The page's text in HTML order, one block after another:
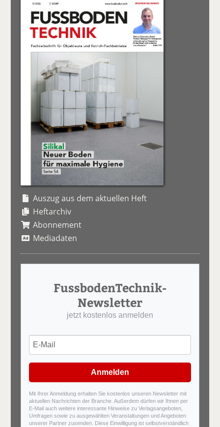
Auszug aus dem aktuellen Heft
Heftarchiv
Abonnement
Mediadaten
FussbodenTechnik-
Newsletter
jetzt kostenlos anmelden
Anmelden
Mit Ihrer Anmeldung erhalten Sie kostenlos unseren Newsletter mit
aktuellen Nachrichten der Branche. Außerdem dürfen wir Ihnen per
E-Mail auch weitere interessante Hinweise zu Verlagsangeboten,
Umfragen sowie zu ausgewählten Veranstaltungen und Angeboten
unserer Partner zusenden. Diese Einwilligung ist selbstverständlich